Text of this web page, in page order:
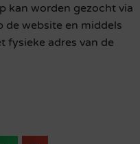
kan worden gezocht via
website en middels
fysieke adres van de